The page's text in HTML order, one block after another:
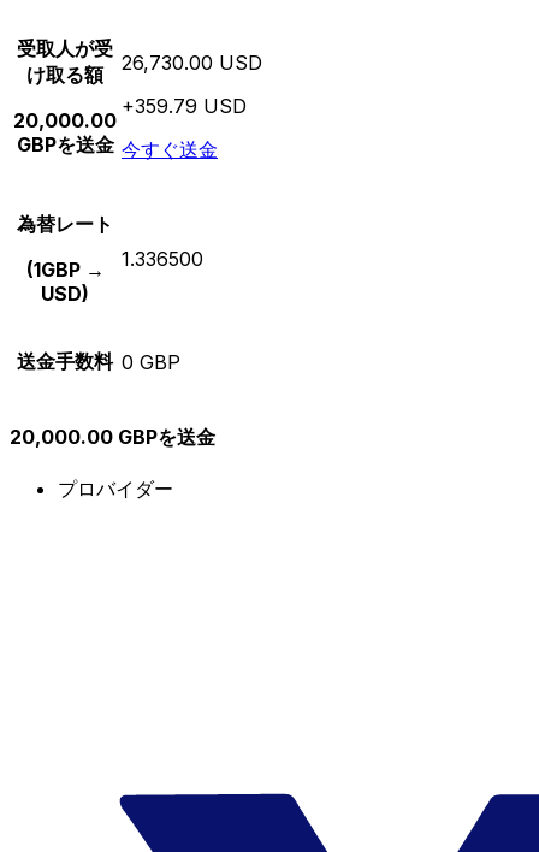
受取人が受
け取る額
20,000.00
GBPを送金
26,730.00 USD
+359.79 USD
今すぐ送金
為替レート
(1GBP →
USD)
1.336500
送金手数料 0 GBP
20,000.00 GBPを送金
プロバイダー